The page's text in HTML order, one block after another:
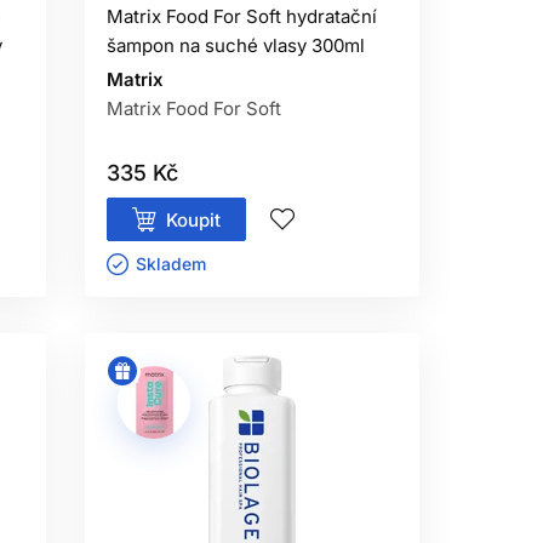
stylingu, zdravotního stavu
střídat.
mohou vyhovovat, jiným mohou
složení.
ŠAMPON?
péče — zejména kondicionér,
Matrix Food For Soft hydratační
šampon na suché vlasy 300ml
Matrix
Matrix Food For Soft
335 Kč
Koupit
Skladem ㅤ